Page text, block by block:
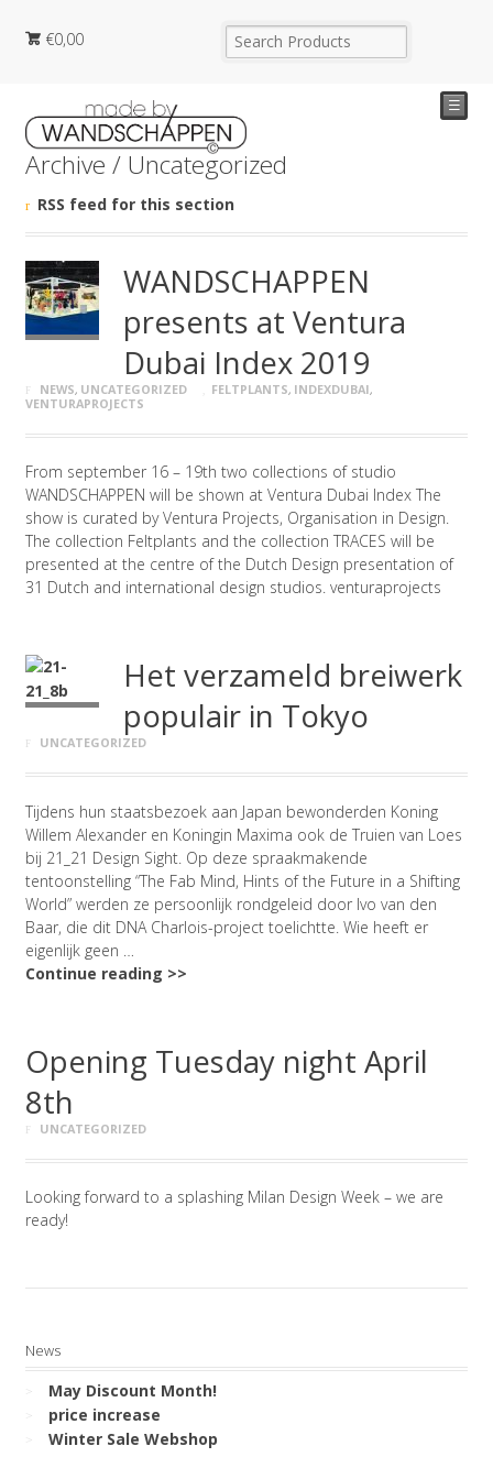
€0,00
☰
Archive / Uncategorized
RSS feed for this section
WANDSCHAPPEN
presents at Ventura
Dubai Index 2019
NEWS, UNCATEGORIZED FELTPLANTS, INDEXDUBAI,
VENTURAPROJECTS
From september 16 – 19th two collections of studio
WANDSCHAPPEN will be shown at Ventura Dubai Index The
show is curated by Ventura Projects, Organisation in Design.
The collection Feltplants and the collection TRACES will be
presented at the centre of the Dutch Design presentation of
31 Dutch and international design studios. venturaprojects
Het verzameld breiwerk
populair in Tokyo
UNCATEGORIZED
Tijdens hun staatsbezoek aan Japan bewonderden Koning
Willem Alexander en Koningin Maxima ook de Truien van Loes
bij 21_21 Design Sight. Op deze spraakmakende
tentoonstelling “The Fab Mind, Hints of the Future in a Shifting
World” werden ze persoonlijk rondgeleid door Ivo van den
Baar, die dit DNA Charlois-project toelichtte. Wie heeft er
eigenlijk geen …
Continue reading >>
Opening Tuesday night April
8th
UNCATEGORIZED
Looking forward to a splashing Milan Design Week – we are
ready!
News
May Discount Month!
price increase
Winter Sale Webshop